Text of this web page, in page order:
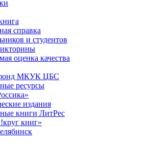
справка
и студентов
оценка качества
МКУК ЦБС
ресурсы
издания
книги ЛитРес
книг»